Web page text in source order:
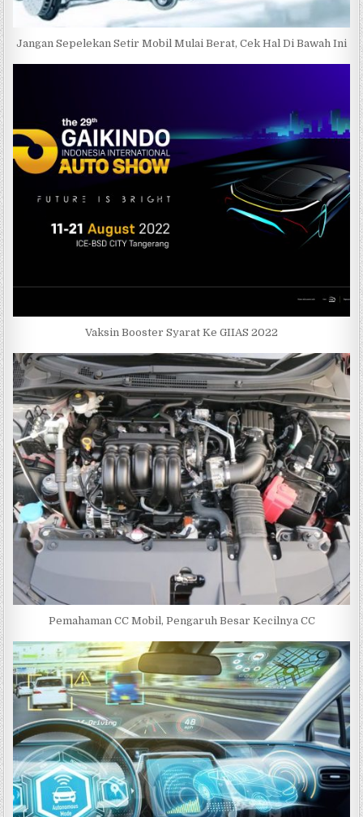
Jangan Sepelekan Setir Mobil Mulai Berat, Cek Hal Di Bawah Ini
Vaksin Booster Syarat Ke GIIAS 2022
Pemahaman CC Mobil, Pengaruh Besar Kecilnya CC